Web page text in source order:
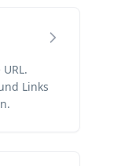
Links